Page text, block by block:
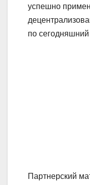
успешно
по сегодняшний
Партнерский